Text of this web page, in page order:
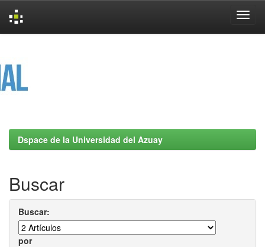
Dspace de la Universidad del Azuay
Buscar
Buscar:
por